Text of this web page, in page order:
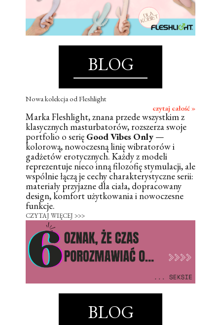
BLOG
Nowa kolekcja od Fleshlight
czytaj całość »
Marka Fleshlight, znana przede wszystkim z
klasycznych masturbatorów, rozszerza swoje
portfolio o serię Good Vibes Only —
kolorową, nowoczesną linię wibratorów i
gadżetów erotycznych. Każdy z modeli
reprezentuje nieco inną filozofię stymulacji, ale
wspólnie łączą je cechy charakterystyczne serii:
materiały przyjazne dla ciała, dopracowany
design, komfort użytkowania i nowoczesne
funkcje.
CZYTAJ WIĘCEJ >>>
BLOG